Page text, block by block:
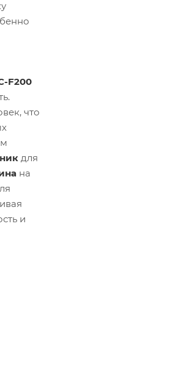
F200
что
для
на
и